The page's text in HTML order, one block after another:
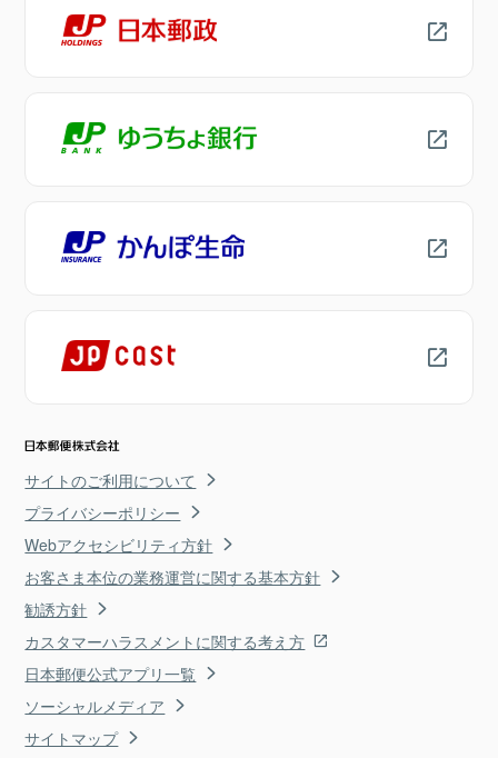
サイトのご利用について
プライバシーポリシー
Webアクセシビリティ方針
お客さま本位の業務運営に関する基本方針
勧誘方針
カスタマーハラスメントに関する考え方
日本郵便公式アプリ一覧
ソーシャルメディア
サイトマップ